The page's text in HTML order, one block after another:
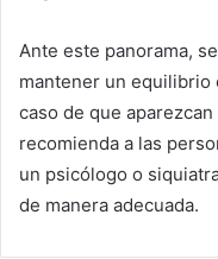
Ante este panorama,
mantener un equilibrio
caso de que
recomienda a las
un psicólogo o
de manera adecuada.